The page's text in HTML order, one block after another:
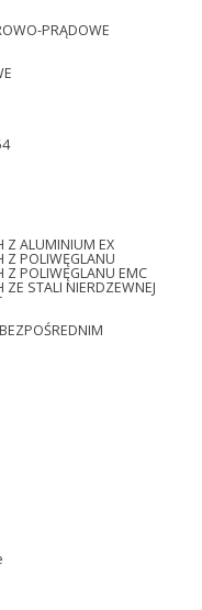
PRĄDOWE
Z ALUMINIUM EX
Z POLIWĘGLANU
Z POLIWĘGLANU EMC
STALI NIERDZEWNEJ